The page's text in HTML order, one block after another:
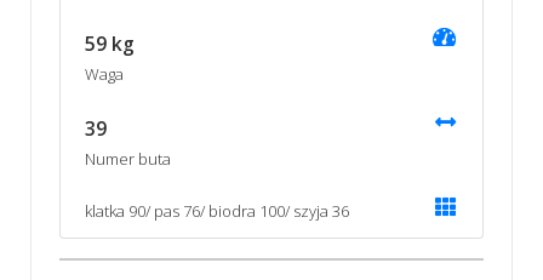
59 kg
Waga
39
Numer buta
klatka 90/ pas 76/ biodra 100/ szyja 36